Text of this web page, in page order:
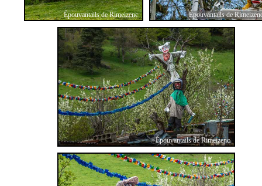
Épouvantails de Rimeizenc Épouvantails de
Épouvantails de Rimeizenc